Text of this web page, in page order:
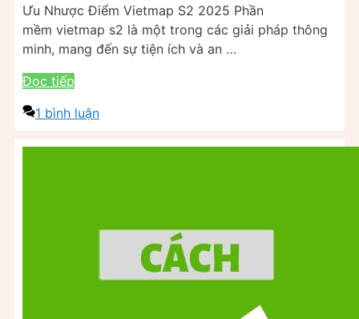
Ưu Nhược Điểm Vietmap S2 2025 Phần
mềm vietmap s2 là một trong các giải pháp thông
minh, mang đến sự tiện ích và an …
Đọc tiếp
1 bình luận